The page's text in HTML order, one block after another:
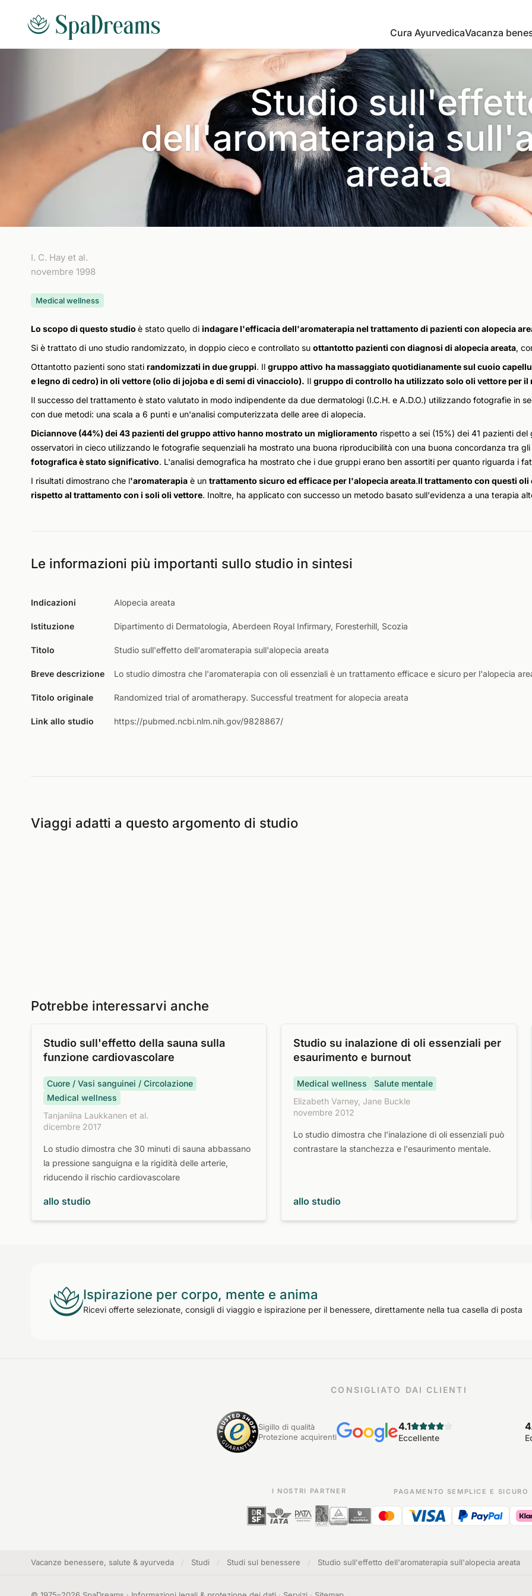
Cura AyurvedicaVacanza
Studio
dell'aromaterapia
areata
I. C. Hay et al.
novembre 1998
Medical wellness
Lo scopo di questo studio è stato quello di indagare l'efficacia dell'aromaterapia nel trattamento di pazienti con alopecia
Si è trattato di uno studio randomizzato, in doppio cieco e controllato su ottantotto pazienti con diagnosi di alopecia areata,
Ottantotto pazienti sono stati randomizzati in due gruppi. Il gruppo attivo ha massaggiato quotidianamente sul cuoio
e legno di cedro) in oli vettore (olio di jojoba e di semi di vinacciolo). Il gruppo di controllo ha utilizzato solo oli vettore per il
Il successo del trattamento è stato valutato in modo indipendente da due dermatologi (I.C.H. e A.D.O.) utilizzando fotografie in
con due metodi: una scala a 6 punti e un'analisi computerizzata delle aree di alopecia.
Diciannove (44%) dei 43 pazienti del gruppo attivo hanno mostrato un miglioramento rispetto a sei (15%) dei 41 pazienti
osservatori in cieco utilizzando le fotografie sequenziali ha mostrato una buona riproducibilità con una buona concordanza tra
fotografica è stato significativo. L'analisi demografica ha mostrato che i due gruppi erano ben assortiti per quanto riguarda i
I risultati dimostrano che l'aromaterapia è un trattamento sicuro ed efficace per l'alopecia areata.Il trattamento con questi
rispetto al trattamento con i soli oli vettore. Inoltre, ha applicato con successo un metodo basato sull'evidenza a una terapia
Le informazioni più importanti sullo studio in sintesi
Indicazioni Alopecia areata
Istituzione Dipartimento di Dermatologia, Aberdeen Royal Infirmary, Foresterhill, Scozia
Titolo Studio sull'effetto dell'aromaterapia sull'alopecia areata
Breve descrizione Lo studio dimostra che l'aromaterapia con oli essenziali è un trattamento efficace e sicuro per l'alopecia
Titolo originale Randomized trial of aromatherapy. Successful treatment for alopecia areata
Link allo studio https://pubmed.ncbi.nlm.nih.gov/9828867/
Viaggi adatti a questo argomento di studio
Potrebbe interessarvi anche
Studio sull'effetto della sauna sulla
funzione cardiovascolare
Cuore / Vasi sanguinei / Circolazione
Medical wellness
Tanjaniina Laukkanen et al.
dicembre 2017
Lo studio dimostra che 30 minuti di sauna abbassano
la pressione sanguigna e la rigidità delle arterie,
riducendo il rischio cardiovascolare
allo studio
Studio su inalazione di oli essenziali per
esaurimento e burnout
Medical wellness
Salute mentale
Elizabeth Varney, Jane Buckle
novembre 2012
Lo studio dimostra che l'inalazione di oli essenziali può
contrastare la stanchezza e l'esaurimento mentale.
allo studio
Ispirazione per corpo, mente e anima
Ricevi offerte selezionate, consigli di viaggio e ispirazione per il benessere, direttamente nella tua casella di posta
CONSIGLIATO DAI CLIENTI
Sigillo di qualità
Protezione acquirenti
4.1
Eccellente
I NOSTRI PARTNER PAGAMENTO SEMPLICE E SICURO
Vacanze benessere, salute & ayurveda Studi Studi sul benessere Studio sull'effetto dell'aromaterapia sull'alopecia areata